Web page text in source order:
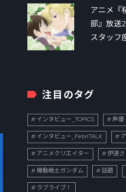
アニメ『
部』放送
スタッ
注目のタグ
インタビュー_TOPICS 声優
インタビュー_FebriTALK
アニメクリエイター 伊達さ
機動戦士ガンダム 話題
ラブライブ！